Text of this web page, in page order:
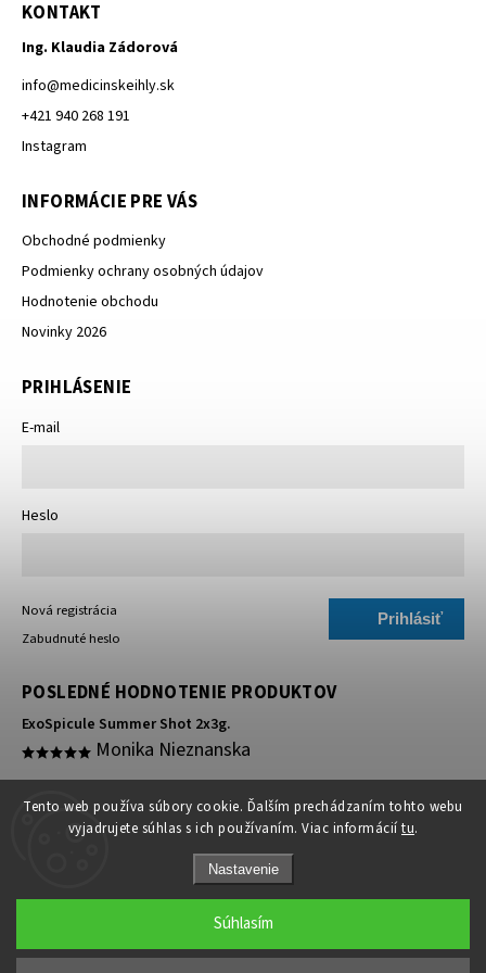
Tento web používa súbory cookie. Ďalším prechádzaním tohto webu
vyjadrujete súhlas s ich používaním. Viac informácií tu.
Nastavenie
Súhlasím
KONTAKT
Ing. Klaudia Zádorová
info@medicinskeihly.sk
+421 940 268 191
Instagram
INFORMÁCIE PRE VÁS
Obchodné podmienky
Podmienky ochrany osobných údajov
Hodnotenie obchodu
Novinky 2026
PRIHLÁSENIE
E-mail
Heslo
Prihlásiť
Nová registrácia
Zabudnuté heslo
POSLEDNÉ HODNOTENIE PRODUKTOV
ExoSpicule Summer Shot 2x3g.
Monika Nieznanska
Copyright 2026Medicínske ihly. Všetky práva vyhradené.